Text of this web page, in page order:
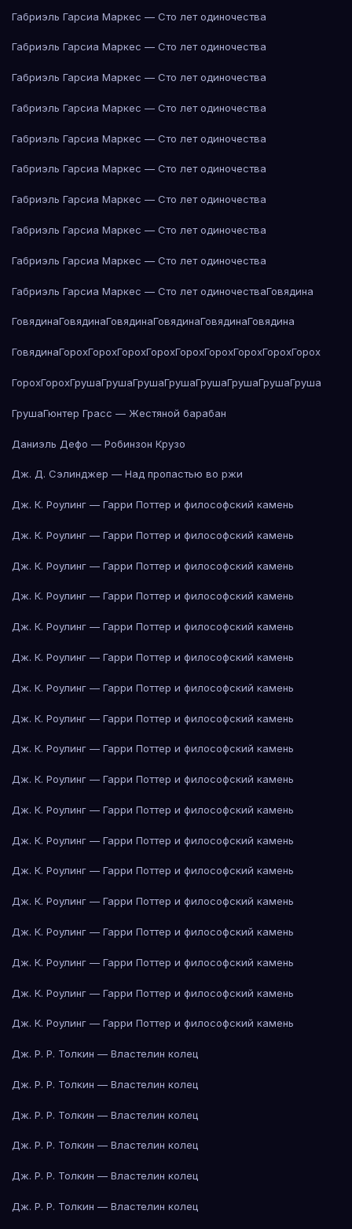
Габриэль Гарсиа Маркес — Сто лет одиночества
Габриэль Гарсиа Маркес — Сто лет одиночества
Габриэль Гарсиа Маркес — Сто лет одиночества
Габриэль Гарсиа Маркес — Сто лет одиночества
Габриэль Гарсиа Маркес — Сто лет одиночества
Габриэль Гарсиа Маркес — Сто лет одиночества
Габриэль Гарсиа Маркес — Сто лет одиночества
Габриэль Гарсиа Маркес — Сто лет одиночества
Габриэль Гарсиа Маркес — Сто лет одиночества
Габриэль Гарсиа Маркес — Сто лет одиночестваГовядина
ГовядинаГовядинаГовядинаГовядинаГовядинаГовядина
ГовядинаГорохГорохГорохГорохГорохГорохГорохГорохГорох
ГорохГорохГрушаГрушаГрушаГрушаГрушаГрушаГрушаГруша
ГрушаГюнтер Грасс — Жестяной барабан
Даниэль Дефо — Робинзон Крузо
Дж. Д. Сэлинджер — Над пропастью во ржи
Дж. К. Роулинг — Гарри Поттер и философский камень
Дж. К. Роулинг — Гарри Поттер и философский камень
Дж. К. Роулинг — Гарри Поттер и философский камень
Дж. К. Роулинг — Гарри Поттер и философский камень
Дж. К. Роулинг — Гарри Поттер и философский камень
Дж. К. Роулинг — Гарри Поттер и философский камень
Дж. К. Роулинг — Гарри Поттер и философский камень
Дж. К. Роулинг — Гарри Поттер и философский камень
Дж. К. Роулинг — Гарри Поттер и философский камень
Дж. К. Роулинг — Гарри Поттер и философский камень
Дж. К. Роулинг — Гарри Поттер и философский камень
Дж. К. Роулинг — Гарри Поттер и философский камень
Дж. К. Роулинг — Гарри Поттер и философский камень
Дж. К. Роулинг — Гарри Поттер и философский камень
Дж. К. Роулинг — Гарри Поттер и философский камень
Дж. К. Роулинг — Гарри Поттер и философский камень
Дж. К. Роулинг — Гарри Поттер и философский камень
Дж. К. Роулинг — Гарри Поттер и философский камень
Дж. Р. Р. Толкин — Властелин колец
Дж. Р. Р. Толкин — Властелин колец
Дж. Р. Р. Толкин — Властелин колец
Дж. Р. Р. Толкин — Властелин колец
Дж. Р. Р. Толкин — Властелин колец
Дж. Р. Р. Толкин — Властелин колец